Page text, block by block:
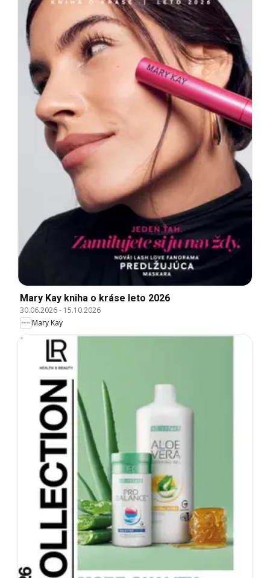
Mary Kay kniha o kráse leto 2026
30.06.2026- 15.10.2026
Mary Kay